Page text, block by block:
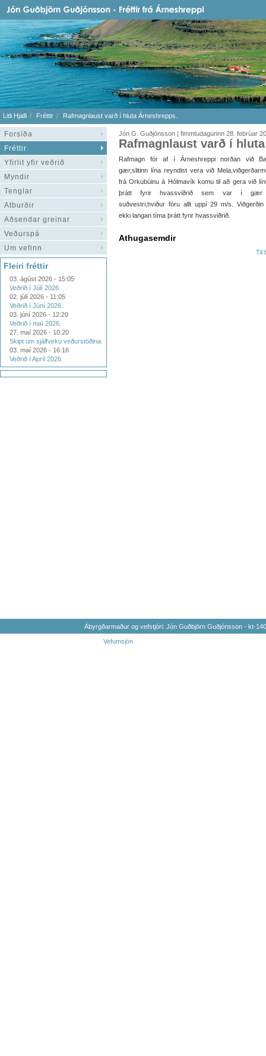
Litli Hjalli Fréttir Rafmagnlaust varð í hluta Árneshrepps.
Forsíða
Fréttir
Yfirlit yfir veðrið
Myndir
Tenglar
Atburðir
Aðsendar greinar
Veðurspá
Um vefinn
Fleiri fréttir
03. ágúst 2026 - 15:05
Veðrið í Júlí 2026.
02. júlí 2026 - 11:05
Veðrið í Júní 2026.
03. júní 2026 - 12:20
Veðrið í maí 2026.
27. maí 2026 - 10:20
Skipt um sjálfvirku veðurstöðina.
03. maí 2026 - 16:16
Veðrið í Apríl 2026.
Jón G. Guðjónsson | fimmtudagurinn 28. febrúar
Rafmagnlaust varð í
Rafmagn fór af í Árneshreppi norðan við
gær,slitinn lína reyndist vera við
frá Orkubúinu á Hólmavík komu til að gera við
þrátt fyrir hvassviðrið sem var í
suðvestri,hviður fóru allt uppí 29 m/s. Viðgerðin
ekki langan tíma þrátt fyrir hvassviðrið.
Athugasemdir
Til
Ábyrgðarmaður og vefstjóri: Jón Guðbjörn Guðjónsson - kt-
Vefumsjón